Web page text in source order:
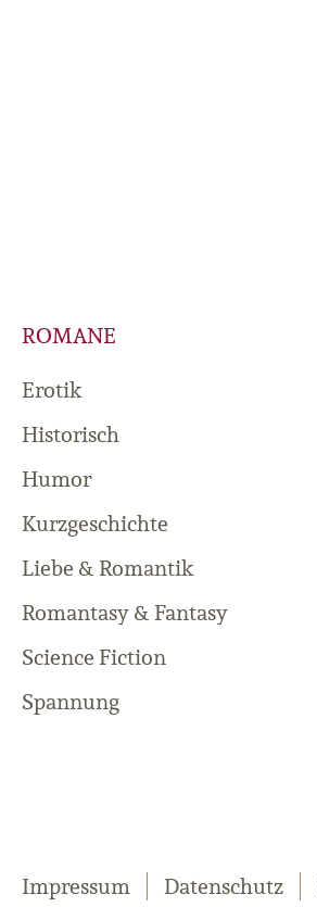
ROMANE
Erotik
Historisch
Humor
Kurzgeschichte
Liebe & Romantik
Romantasy & Fantasy
Science Fiction
Spannung
Impressum Datenschutz